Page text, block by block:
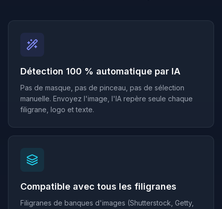
Détection 100 % automatique par IA
Pas de masque, pas de pinceau, pas de sélection
manuelle. Envoyez l'image, l'IA repère seule chaque
filigrane, logo et texte.
Compatible avec tous les filigranes
Filigranes de banques d'images (Shutterstock, Getty,